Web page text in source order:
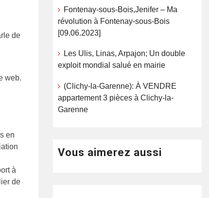
de
web.
en
à
de
Fontenay-sous-Bois,Jenifer – Ma
révolution à Fontenay-sous-Bois
[09.06.2023]
Les Ulis, Linas, Arpajon; Un double
exploit mondial salué en mairie
(Clichy-la-Garenne): À VENDRE
appartement 3 pièces à Clichy-la-
Garenne
Vous aimerez aussi